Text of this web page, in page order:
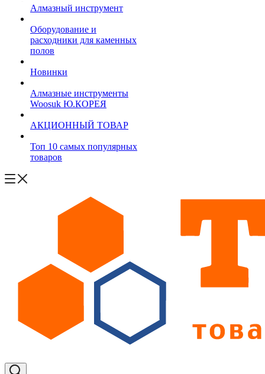
Алмазный инструмент
Оборудование и
расходники для каменных
полов
Новинки
Алмазные инструменты
Woosuk Ю.КОРЕЯ
АКЦИОННЫЙ ТОВАР
Топ 10 самых популярных
товаров